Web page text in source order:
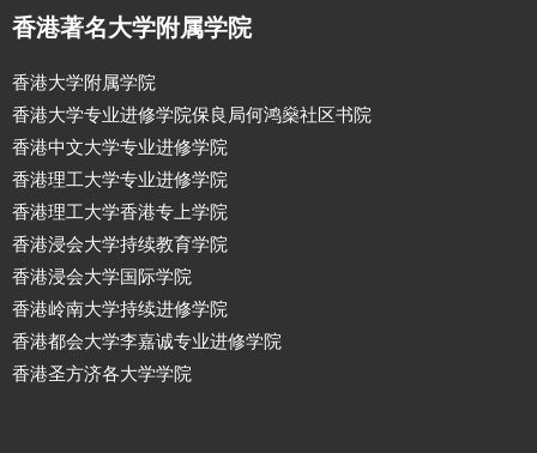
香港著名大学附属学院
香港大学附属学院
香港大学专业进修学院保良局何鸿燊社区书院
香港中文大学专业进修学院
香港理工大学专业进修学院
香港理工大学香港专上学院
香港浸会大学持续教育学院
香港浸会大学国际学院
香港岭南大学持续进修学院
香港都会大学李嘉诚专业进修学院
香港圣方济各大学学院